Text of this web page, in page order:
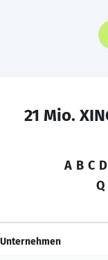
21 Mio.
A B C D
Q
Unternehmen